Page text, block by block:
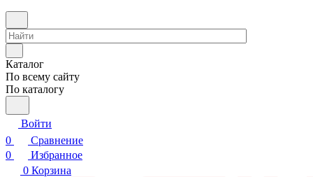
Каталог
По всему сайту
По каталогу
Войти
0
Сравнение
0
Избранное
0 Корзина